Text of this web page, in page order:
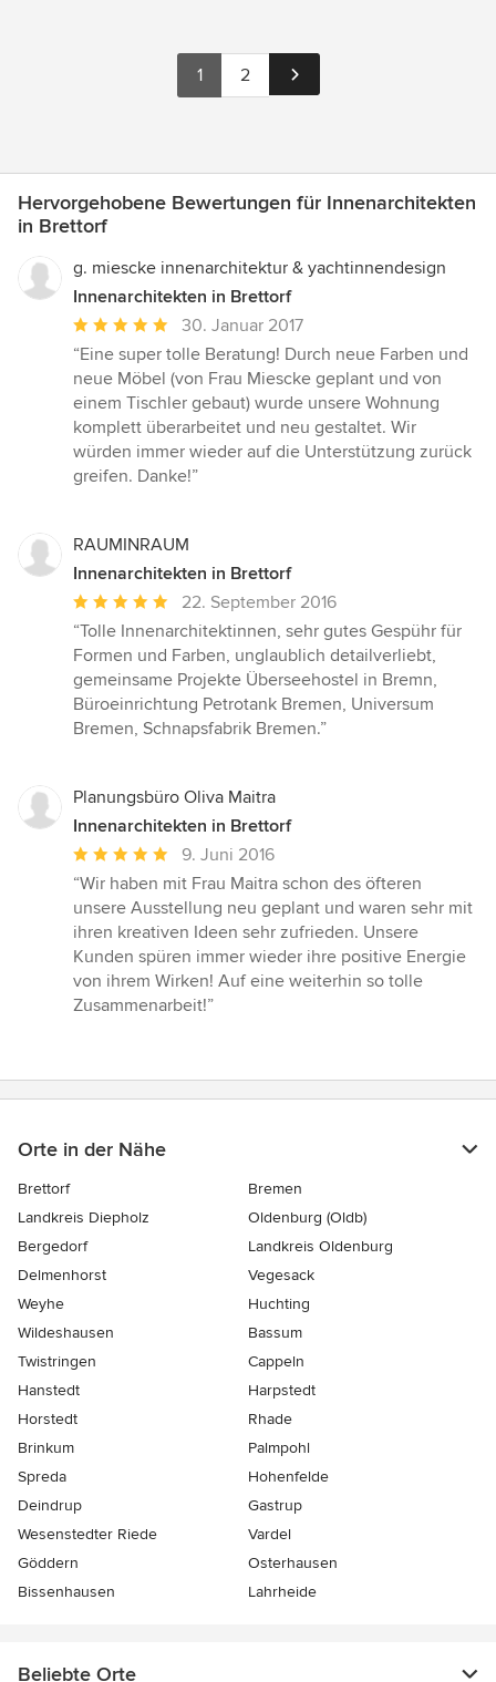
1 2
Hervorgehobene Bewertungen für Innenarchitekten
in Brettorf
g. miescke innenarchitektur & yachtinnendesign
Innenarchitekten in Brettorf
Durchschnittliche
Bewertung:
5
von
5
Sternen
30. Januar 2017
“Eine super tolle Beratung! Durch neue Farben und
neue Möbel (von Frau Miescke geplant und von
einem Tischler gebaut) wurde unsere Wohnung
komplett überarbeitet und neu gestaltet. Wir
würden immer wieder auf die Unterstützung zurück
greifen. Danke!”
RAUMINRAUM
Innenarchitekten in Brettorf
Durchschnittliche
Bewertung:
5
von
5
Sternen
22. September 2016
“Tolle Innenarchitektinnen, sehr gutes Gespühr für
Formen und Farben, unglaublich detailverliebt,
gemeinsame Projekte Überseehostel in Bremn,
Büroeinrichtung Petrotank Bremen, Universum
Bremen, Schnapsfabrik Bremen.”
Planungsbüro Oliva Maitra
Innenarchitekten in Brettorf
Durchschnittliche
Bewertung:
5
von
5
Sternen
9. Juni 2016
“Wir haben mit Frau Maitra schon des öfteren
unsere Ausstellung neu geplant und waren sehr mit
ihren kreativen Ideen sehr zufrieden. Unsere
Kunden spüren immer wieder ihre positive Energie
von ihrem Wirken! Auf eine weiterhin so tolle
Zusammenarbeit!”
Orte in der Nähe
Brettorf
Bremen
Landkreis Diepholz
Oldenburg (Oldb)
Bergedorf
Landkreis Oldenburg
Delmenhorst
Vegesack
Weyhe
Huchting
Wildeshausen
Bassum
Twistringen
Cappeln
Hanstedt
Harpstedt
Horstedt
Rhade
Brinkum
Palmpohl
Spreda
Hohenfelde
Deindrup
Gastrup
Wesenstedter Riede
Vardel
Göddern
Osterhausen
Bissenhausen
Lahrheide
Beliebte Orte